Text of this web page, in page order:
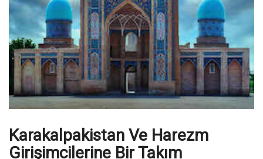
Karakalpakistan Ve Harezm
Girişimcilerine Bir Takım